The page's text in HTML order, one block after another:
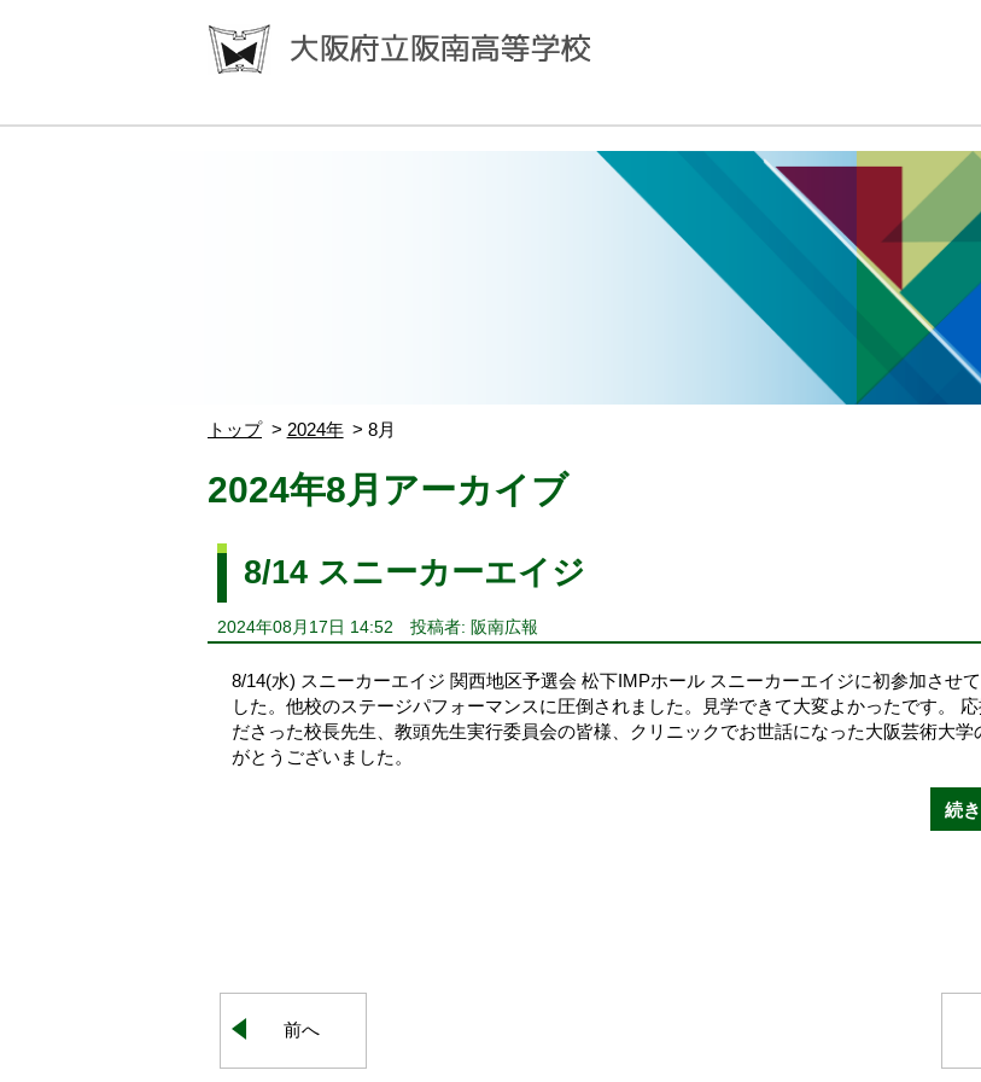
トップ 2024年 8月
2024年8月アーカイブ
8/14 スニーカーエイジ
2024年08月17日 14:52 投稿者: 阪南広報
8/14(水) スニーカーエイジ 関西地区予選会 松下IMPホール スニーカーエイジに初参加させ
した。他校のステージパフォーマンスに圧倒されました。見学できて大変よかったです。 応
ださった校長先生、教頭先生実行委員会の皆様、クリニックでお世話になった大阪芸術大学
がとうございました。
続
前へ